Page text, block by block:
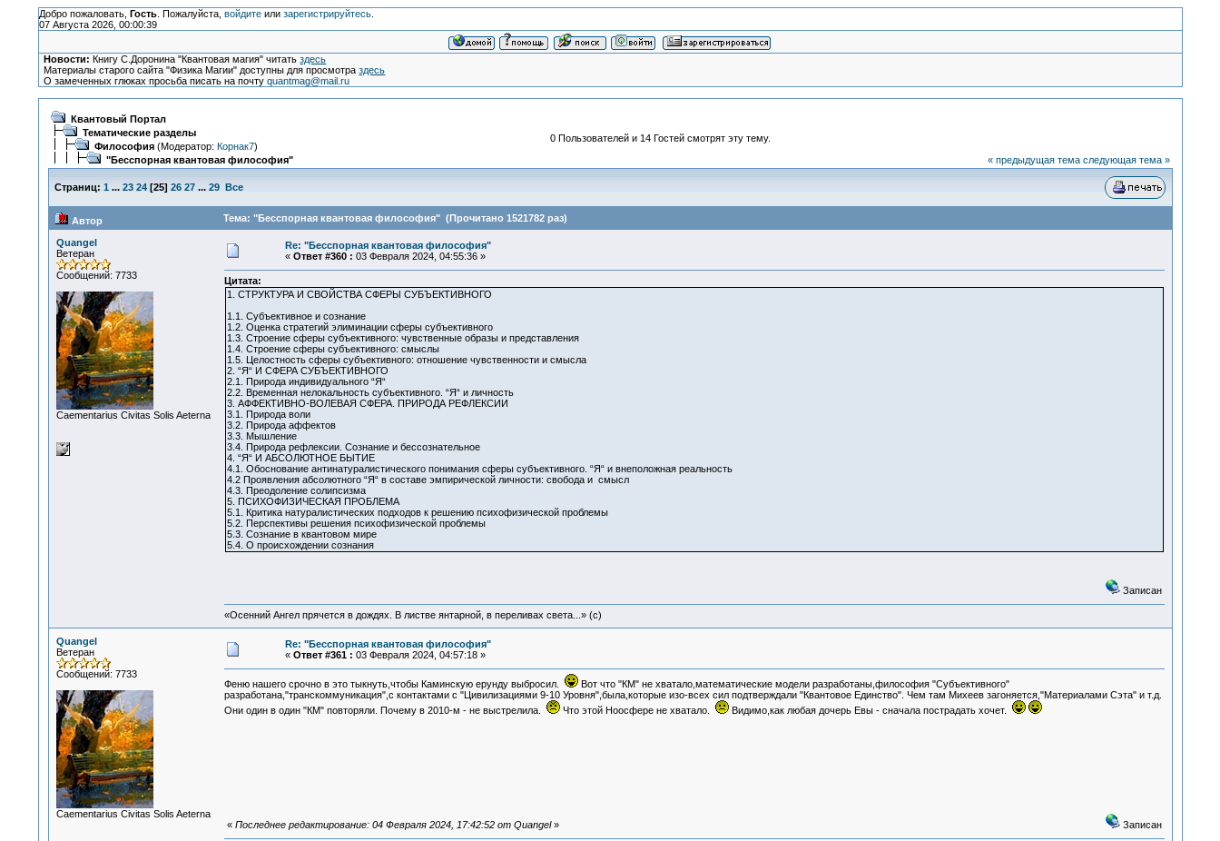
Добро пожаловать, Гость. Пожалуйста, войдитеили зарегистрируйтесь.
07 Августа 2026, 00:00:39
Новости: Книгу С.Доронина "Квантовая магия" читатьздесь
Материалы старого сайта "Физика Магии" доступны для просмотраздесь
О замеченных глюках просьба писать на почтуquantmag@mail.ru
Квантовый Портал
Тематические разделы
Философия(Модератор: Корнак7)
"Бесспорная квантовая философия"
0 Пользователей и 14 Гостей смотрят эту тему.
« предыдущая тема следующая тема »
Страниц: 1 ... 23 24[25] 26 27 ... 29 Все
Автор Тема: "Бесспорная квантовая философия" (Прочитано 1521782 раз)
Quangel
Ветеран
Сообщений: 7733
Сaementarius Civitas Solis Aeterna
Re: "Бесспорная квантовая философия"
« Ответ #360 : 03 Февраля 2024, 04:55:36 »
Цитата:
1. СТРУКТУРА И СВОЙСТВА СФЕРЫ СУБЪЕКТИВНОГО
1.1. Субъективное и сознание
1.2. Оценка стратегий элиминации сферы субъективного
1.3. Строение сферы субъективного: чувственные образы и представления
1.4. Строение сферы субъективного: смыслы
1.5. Целостность сферы субъективного: отношение чувственности и смысла
2. “Я“ И СФЕРА СУБЪЕКТИВНОГО
2.1. Природа индивидуального “Я“
2.2. Временная нелокальность субъективного. “Я“ и личность
3. АФФЕКТИВНО-ВОЛЕВАЯ СФЕРА. ПРИРОДА РЕФЛЕКСИИ
3.1. Природа воли
3.2. Природа аффектов
3.3. Мышление
3.4. Природа рефлексии. Сознание и бессознательное
4. “Я“ И АБСОЛЮТНОЕ БЫТИЕ
4.1. Обоснование антинатуралистического понимания сферы субъективного. “Я“ и внеположная реальность
4.2 Проявления абсолютного “Я“ в составе эмпирической личности: свобода и смысл
4.3. Преодоление солипсизма
5. ПСИХОФИЗИЧЕСКАЯ ПРОБЛЕМА
5.1. Критика натуралистических подходов к решению психофизической проблемы
5.2. Перспективы решения психофизической проблемы
5.3. Сознание в квантовом мире
5.4. О происхождении сознания
Записан
«Осенний Ангел прячется в дождях. В листве янтарной, в переливах света...» (c)
Quangel
Ветеран
Сообщений: 7733
Сaementarius Civitas Solis Aeterna
Re: "Бесспорная квантовая философия"
« Ответ #361 : 03 Февраля 2024, 04:57:18 »
Феню нашего срочно в это тыкнуть,чтобы Каминскую ерунду выбросил.
Вот что "КМ" не хватало,математические модели разработаны,философия "Субъективного"
разработана,"транскоммуникация",с контактами с "Цивилизациями 9-10 Уровня",была,которые изо-всех сил подтверждали "Квантовое Единство". Чем там Михеев загоняется,"Материалами Сэта" и т.д.
Они один в один "КМ" повторяли. Почему в 2010-м - не выстрелила.
Что этой Ноосфере не хватало. Видимо,как любая дочерь Евы - сначала пострадать хочет.
« Последнее редактирование: 04 Февраля 2024, 17:42:52 от Quangel» Записан